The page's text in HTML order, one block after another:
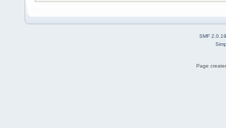
SMF 2.0.19
Page